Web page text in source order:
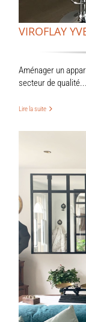
VIROFLAY
Aménager un
secteur de qualité...
Lire la suite